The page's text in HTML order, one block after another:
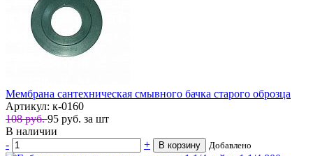
Мембрана сантехническая смывного бачка старого оброзца
Артикул: к-0160
108 руб.95 руб. за шт
В наличии
-
+ В корзину Добавлено